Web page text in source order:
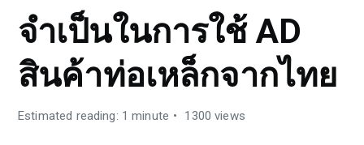
จำเป็นในการใช้ AD
สินค้าท่อเหล็กจากไทย
Estimated reading: 1 minute 1300 views